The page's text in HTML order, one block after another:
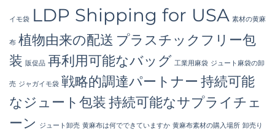
イモ袋 LDP Shipping for USA 素材の黄麻
布 植物由来の配送 プラスチックフリー包
装 販促品 再利用可能なバッグ 工業用麻袋 ジュート麻袋の卸
売 ジャガイモ袋 戦略的調達パートナー 持続可能
なジュート包装持続可能なサプライチェ
ーン
ジュート卸売 黄麻布は何でできていますか 黄麻布素材の購入場所 卸売り